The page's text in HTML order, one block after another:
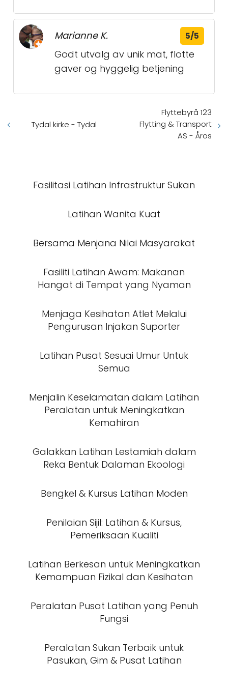
Marianne K. 5/5
Godt utvalg av unik mat, flotte
gaver og hyggelig betjening
Tydal kirke - Tydal
Flyttebyrå 123
Flytting & Transport
AS - Åros
Fasilitasi Latihan Infrastruktur Sukan
Latihan Wanita Kuat
Bersama Menjana Nilai Masyarakat
Fasiliti Latihan Awam: Makanan
Hangat di Tempat yang Nyaman
Menjaga Kesihatan Atlet Melalui
Pengurusan Injakan Suporter
Latihan Pusat Sesuai Umur Untuk
Semua
Menjalin Keselamatan dalam Latihan
Peralatan untuk Meningkatkan
Kemahiran
Galakkan Latihan Lestamiah dalam
Reka Bentuk Dalaman Ekoologi
Bengkel & Kursus Latihan Moden
Penilaian Sijil: Latihan & Kursus,
Pemeriksaan Kualiti
Latihan Berkesan untuk Meningkatkan
Kemampuan Fizikal dan Kesihatan
Peralatan Pusat Latihan yang Penuh
Fungsi
Peralatan Sukan Terbaik untuk
Pasukan, Gim & Pusat Latihan